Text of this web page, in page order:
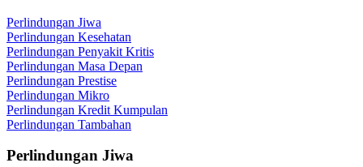
Perlindungan Jiwa
Perlindungan Kesehatan
Perlindungan Penyakit Kritis
Perlindungan Masa Depan
Perlindungan Prestise
Perlindungan Mikro
Perlindungan Kredit Kumpulan
Perlindungan Tambahan
Perlindungan Jiwa